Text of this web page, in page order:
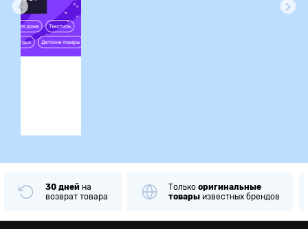
30 дней на
возврат товара
Только оригинальные
товары известных брендов